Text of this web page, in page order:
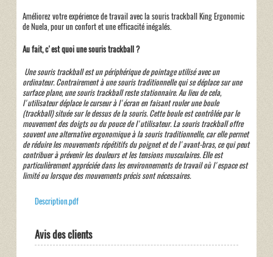
Améliorez votre expérience de travail avec la souris trackball King Ergonomic
de Nuela, pour un confort et une efficacité inégalés.
Au fait, c'est quoi une souris trackball ?
Une souris trackball est un périphérique de pointage utilisé avec un
ordinateur. Contrairement à une souris traditionnelle qui se déplace sur une
surface plane, une souris trackball reste stationnaire. Au lieu de cela,
l'utilisateur déplace le curseur à l'écran en faisant rouler une boule
(trackball) située sur le dessus de la souris. Cette boule est contrôlée par le
mouvement des doigts ou du pouce de l'utilisateur. La souris trackball offre
souvent une alternative ergonomique à la souris traditionnelle, car elle permet
de réduire les mouvements répétitifs du poignet et de l'avant-bras, ce qui peut
contribuer à prévenir les douleurs et les tensions musculaires. Elle est
particulièrement appréciée dans les environnements de travail où l'espace est
limité ou lorsque des mouvements précis sont nécessaires.
Description.pdf
Avis des clients